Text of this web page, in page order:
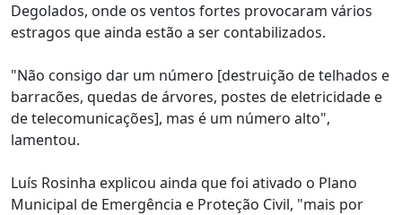
Degolados, onde os ventos fortes provocaram vários
estragos que ainda estão a ser contabilizados.
"Não consigo dar um número [destruição de telhados e
barracões, quedas de árvores, postes de eletricidade e
de telecomunicações], mas é um número alto",
lamentou.
Luís Rosinha explicou ainda que foi ativado o Plano
Municipal de Emergência e Proteção Civil, "mais por